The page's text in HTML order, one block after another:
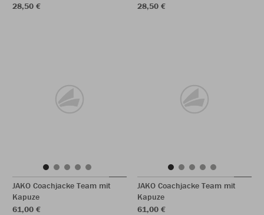
28,50 €
28,50 €
JAKO Coachjacke Team mit
Kapuze
61,00 €
JAKO Coachjacke Team mit
Kapuze
61,00 €